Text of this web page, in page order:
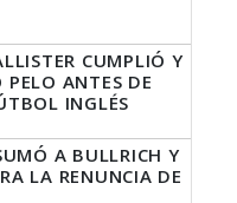
CUMPLIÓ Y
PELO ANTES DE
INGLÉS
A BULLRICH Y
LA RENUNCIA DE